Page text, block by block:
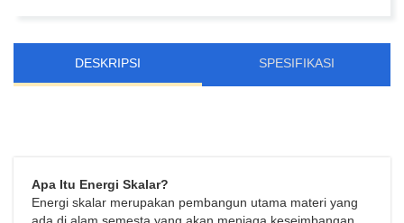
DESKRIPSI SPESIFIKASI
Apa Itu Energi Skalar?
Energi skalar merupakan pembangun utama materi yang